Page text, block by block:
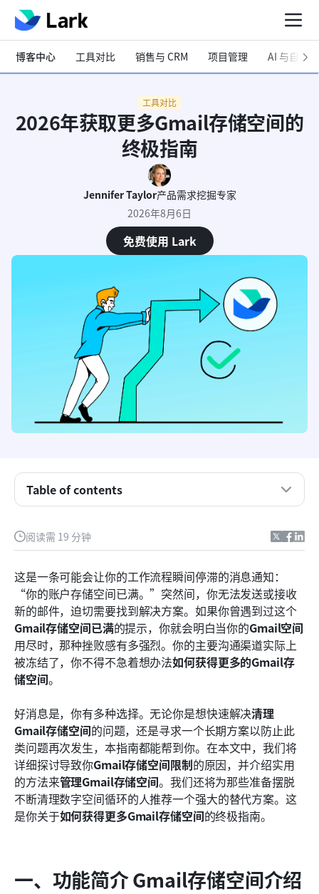
博客中心 工具对比 销售与 CRM 项目管理 AI 与自动化
工具对比
2026年获取更多Gmail存储空间的
终极指南
Jennifer Taylor产品需求挖掘专家
2026年8月6日
免费使用 Lark
阅读需 19 分钟
这是一条可能会让你的工作流程瞬间停滞的消息通知：
“你的账户存储空间已满。”突然间，你无法发送或接收
新的邮件，迫切需要找到解决方案。如果你曾遇到过这个
Gmail存储空间已满的提示，你就会明白当你的Gmail空间
用尽时，那种挫败感有多强烈。你的主要沟通渠道实际上
被冻结了，你不得不急着想办法如何获得更多的Gmail存
储空间。
好消息是，你有多种选择。无论你是想快速解决清理
Gmail存储空间的问题，还是寻求一个长期方案以防止此
类问题再次发生，本指南都能帮到你。在本文中，我们将
详细探讨导致你Gmail存储空间限制的原因，并介绍实用
的方法来管理Gmail存储空间。我们还将为那些准备摆脱
不断清理数字空间循环的人推荐一个强大的替代方案。这
是你关于如何获得更多Gmail存储空间的终极指南。
一、功能简介 Gmail存储空间介绍
Table of contents
一、功能简介 Gmail存储空间介绍
试用Lark——下一代替代方案，拥有更大的存储空
间
如何将Gmail邮件转移到Lark Mail
结论
常见问题
了解更多阅读